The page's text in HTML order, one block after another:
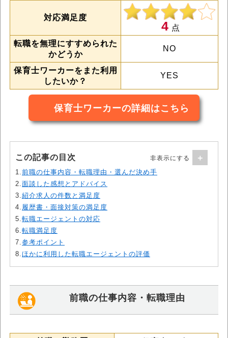
対応満足度
4 点
転職を無理にすすめられた
かどうか
NO
保育士ワーカーをまた利用
したいか？
YES
保育士ワーカーの詳細はこちら
この記事の目次
1.前職の仕事内容・転職理由・選んだ決め手
2.面談した感想とアドバイス
3.紹介求人の件数と満足度
4. 履歴書・面接対策の満足度
5.転職エージェントの対応
6.転職満足度
7.参考ポイント
8.ほかに利用した転職エージェントの評価
前職の仕事内容・転職理由